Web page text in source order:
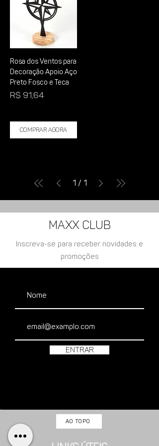
Rosa dos Ventos para
Decoração Apoio Aço
Preto Fosco e Teca
Preço
R$ 91,64
Comprar Agora
1 / 1
Maxx Club
Inscreva-se para receber novidades e
promoções
Entrar
AO TOPO